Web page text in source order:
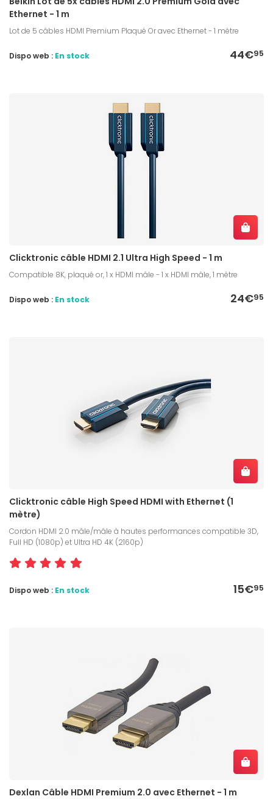
Ethernet - 1 m
Lot de 5 câbles HDMI Premium Plaqué Or avec Ethernet - 1 mètre
44€95
Dispo web : En stock
Clicktronic câble HDMI 2.1 Ultra High Speed - 1 m
Compatible 8K, plaqué or, 1 x HDMI mâle - 1 x HDMI mâle, 1 mètre
24€95
Dispo web : En stock
Clicktronic câble High Speed HDMI with Ethernet (1
mètre)
Cordon HDMI 2.0 mâle/mâle à hautes performances compatible 3D,
Full HD (1080p) et Ultra HD 4K (2160p)
15€95
Dispo web : En stock
Dexlan Câble HDMI Premium 2.0 avec Ethernet - 1 m